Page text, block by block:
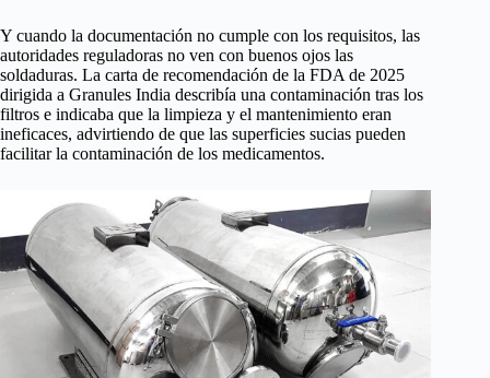
Y cuando la documentación no cumple con los requisitos, las
autoridades reguladoras no ven con buenos ojos las
soldaduras. La carta de recomendación de la FDA de 2025
dirigida a Granules India describía una contaminación tras los
filtros e indicaba que la limpieza y el mantenimiento eran
ineficaces, advirtiendo de que las superficies sucias pueden
facilitar la contaminación de los medicamentos.